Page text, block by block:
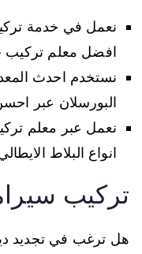
نعمل في خدمة
افضل معلم تركيب
نستخدم احدث
البورسلان عبر
نعمل عبر معلم
انواع البلاط
تركيب
هل ترغب في تجديد